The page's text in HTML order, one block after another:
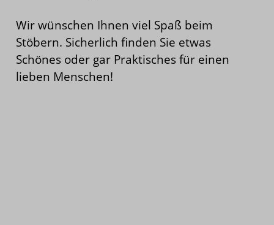
Wir wünschen Ihnen viel Spaß beim
Stöbern. Sicherlich finden Sie etwas
Schönes oder gar Praktisches für einen
lieben Menschen!